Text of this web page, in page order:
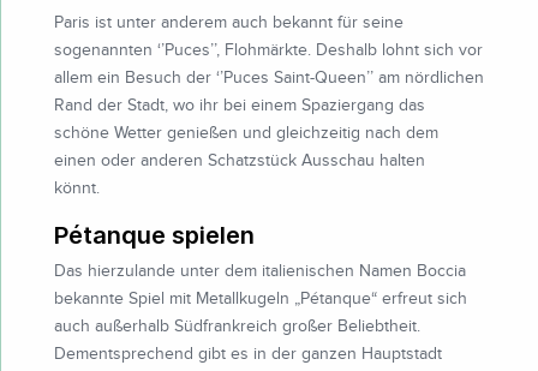
Paris ist unter anderem auch bekannt für seine
sogenannten ‘’Puces’’, Flohmärkte. Deshalb lohnt sich vor
allem ein Besuch der ‘’Puces Saint-Queen’’ am nördlichen
Rand der Stadt, wo ihr bei einem Spaziergang das
schöne Wetter genießen und gleichzeitig nach dem
einen oder anderen Schatzstück Ausschau halten
könnt.
Pétanque spielen
Das hierzulande unter dem italienischen Namen Boccia
bekannte Spiel mit Metallkugeln „Pétanque“ erfreut sich
auch außerhalb Südfrankreich großer Beliebtheit.
Dementsprechend gibt es in der ganzen Hauptstadt